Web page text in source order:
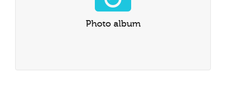
Photo album
Sehen Sie unseren Instagram photo album an!